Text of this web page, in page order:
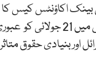
اکاؤنٹس کیس
ہے، وفاقی تحقیقاتی ادارہ
اور بنیادی حقوق